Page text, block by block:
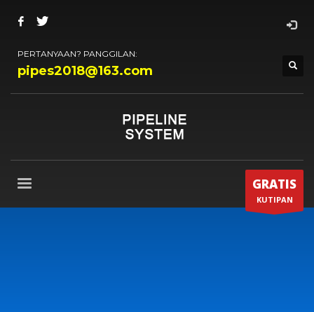
PERTANYAAN? PANGGILAN:
pipes2018@163.com
GRATIS
KUTIPAN